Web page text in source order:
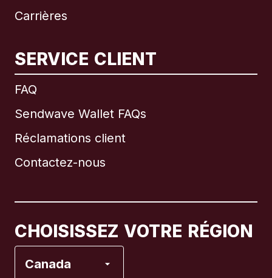
Carrières
SERVICE CLIENT
FAQ
Sendwave Wallet FAQs
Réclamations client
Contactez-nous
CHOISISSEZ VOTRE RÉGION
Canada
International English
Brésil